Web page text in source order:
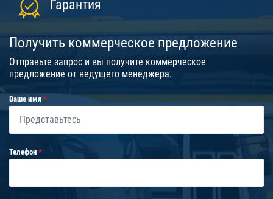
Гарантия
Получить коммерческое предложение
Отправьте запрос и вы получите коммерческое
предложение от ведущего менеджера.
Ваше имя
Телефон